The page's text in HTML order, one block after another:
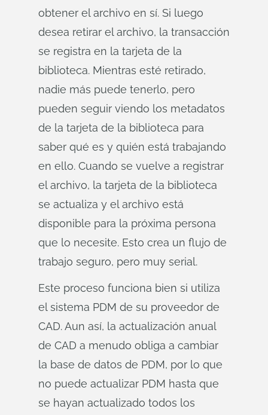
obtener el archivo en sí. Si luego
desea retirar el archivo, la transacción
se registra en la tarjeta de la
biblioteca. Mientras esté retirado,
nadie más puede tenerlo, pero
pueden seguir viendo los metadatos
de la tarjeta de la biblioteca para
saber qué es y quién está trabajando
en ello. Cuando se vuelve a registrar
el archivo, la tarjeta de la biblioteca
se actualiza y el archivo está
disponible para la próxima persona
que lo necesite. Esto crea un flujo de
trabajo seguro, pero muy serial.
Este proceso funciona bien si utiliza
el sistema PDM de su proveedor de
CAD. Aun así, la actualización anual
de CAD a menudo obliga a cambiar
la base de datos de PDM, por lo que
no puede actualizar PDM hasta que
se hayan actualizado todos los